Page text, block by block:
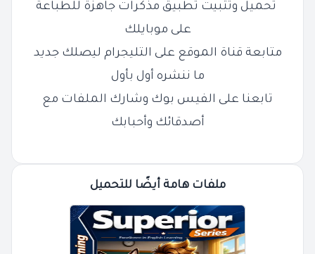
تحميل وتثبيت تطبيق مذكرات جاهزة للطباعة
على موبايلك
متابعة قناة الموقع على التليجرام ليصلك جديد
ما ننشره أول بأول
تابعنا على الفيس بوك وشارك الملفات مع
أصدقائك وأحبابك
ملفات هامة أيضًا للتحميل